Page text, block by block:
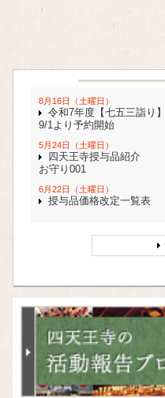
8月16日（土曜日）
令和7年度【七五三詣り】
9/1より予約開始
5月24日（土曜日）
四天王寺授与品紹介
お守り001
6月22日（土曜日）
授与品価格改定一覧表